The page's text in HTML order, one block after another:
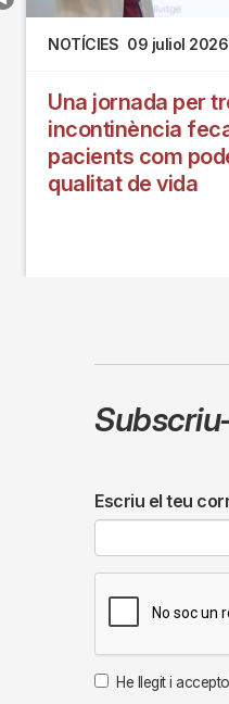
NOTÍCIES 09 juliol 2026
Una jornada per
incontinència
pacients com
qualitat de vida
Escriu el teu
He llegit i